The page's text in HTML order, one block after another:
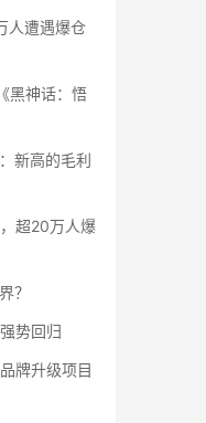
人遭遇爆仓
黑神话：悟
新高的毛利
超20万人爆
？
势回归
牌升级项目